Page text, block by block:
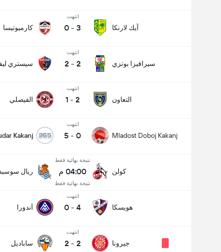
آيك لارنكا
انتهت
3
-
0 كارميوتيسا
سيرافيزا بوتزي
انتهت
2
-
2 سيستري
التعاون
انتهت
2
-
1 الفيصلي
Mladost Doboj Kakanj
انتهت
0
-
5
Kakanj
كولن
نتيجة نهائية فقط
04:00 م
نتيجة نهائية فقط
ريال
هويسكا
انتهت
4
-
0 أندورا
جيرونا
انتهت
2
-
2 ساباديل